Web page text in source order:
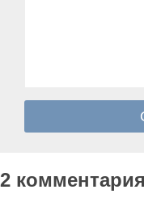
2 комментария